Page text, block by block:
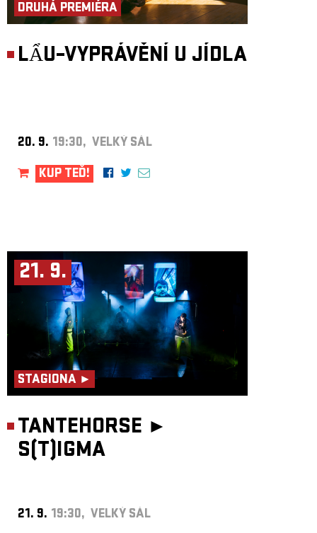
DRUHÁ PREMIÉRA
LẨU–VYPRÁVĚNÍ U JÍDLA
20. 9. 19:30, VELKÝ SÁL
KUP TEĎ!
21. 9.
STAGIONA ►
TANTEHORSE ►
S(T)IGMA
21. 9. 19:30, VELKÝ SÁL